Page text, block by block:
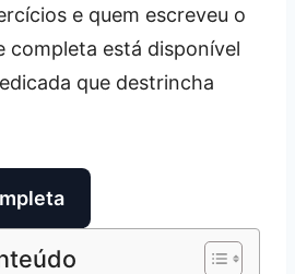
e quem escreveu o
completa está disponível
que destrincha